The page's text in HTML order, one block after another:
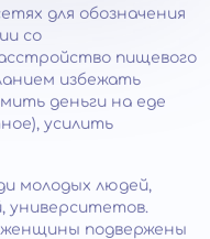
для обозначения
со
пищевого
избежать
деньги на еде
усилить
молодых людей,
университетов.
женщины подвержены